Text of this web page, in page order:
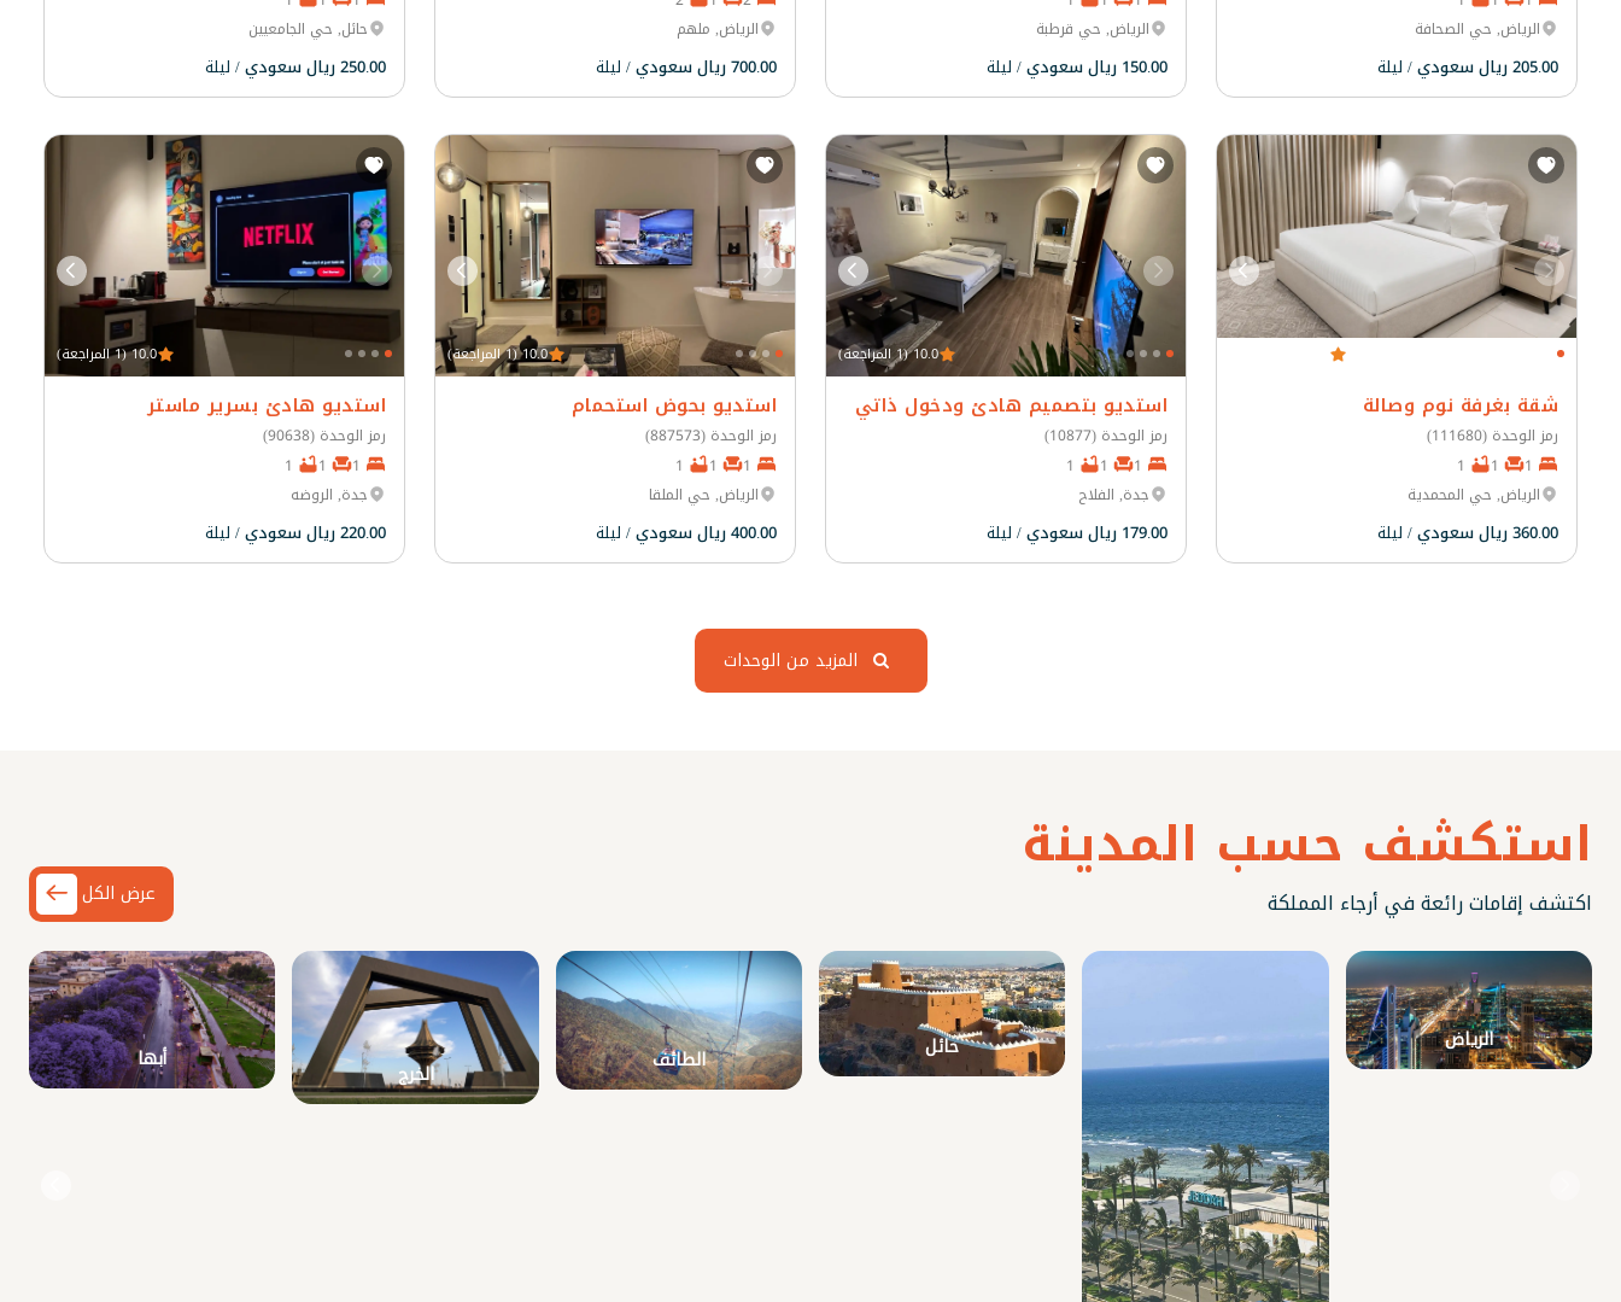
الرياض, حي الصحافة
205.00 ريال سعودي / ليلة
الرياض, حي قرطبة
150.00 ريال سعودي / ليلة
الرياض, ملهم
700.00 ريال سعودي / ليلة
حائل, حي الجامعيين
250.00 ريال سعودي / ليلة
شقة بغرفة نوم وصالة
رمز الوحدة (111680)
الرياض, حي المحمدية
360.00 ريال سعودي / ليلة
10.0 (1 المراجعة)
استديو بتصميم هادئ ودخول ذاتي
رمز الوحدة (10877)
جدة, الفلاح
179.00 ريال سعودي / ليلة
10.0 (1 المراجعة)
استديو بحوض استحمام
رمز الوحدة (887573)
الرياض, حي الملقا
400.00 ريال سعودي / ليلة
10.0 (1 المراجعة)
استديو هادئ بسرير ماستر
رمز الوحدة (90638)
جدة, الروضه
220.00 ريال سعودي / ليلة
المزيد من الوحدات
استكشف حسب المدينة
اكتشف إقامات رائعة في أرجاء المملكة عرض الكل
الرياض حائل الطائف الخرج أبها